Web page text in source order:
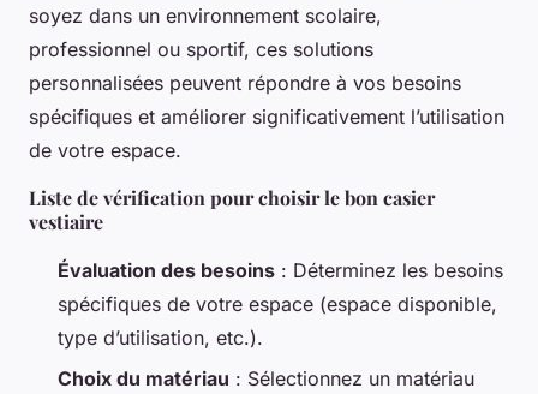
soyez dans un environnement scolaire,
professionnel ou sportif, ces solutions
personnalisées peuvent répondre à vos besoins
spécifiques et améliorer significativement l’utilisation
de votre espace.
Liste de vérification pour choisir le bon casier
vestiaire
Évaluation des besoins : Déterminez les besoins
spécifiques de votre espace (espace disponible,
type d’utilisation, etc.).
Choix du matériau : Sélectionnez un matériau